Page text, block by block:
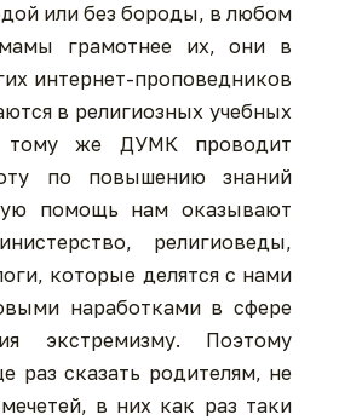
или без бороды, в любом
грамотнее их, они в
интернет-проповедников
в религиозных учебных
тому же ДУМК проводит
по повышению знаний
помощь нам оказывают
религиоведы,
которые делятся с нами
наработками в сфере
экстремизму. Поэтому
раз сказать родителям, не
в них как раз таки